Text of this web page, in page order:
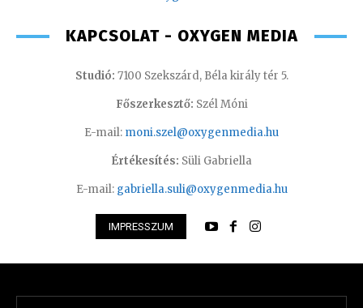
KAPCSOLAT - OXYGEN MEDIA
Studió: 7100 Szekszárd, Béla király tér 5.
Főszerkesztő: Szél Móni
E-mail: moni.szel@oxygenmedia.hu
Értékesítés: Süli Gabriella
E-mail: gabriella.suli@oxygenmedia.hu
IMPRESSZUM